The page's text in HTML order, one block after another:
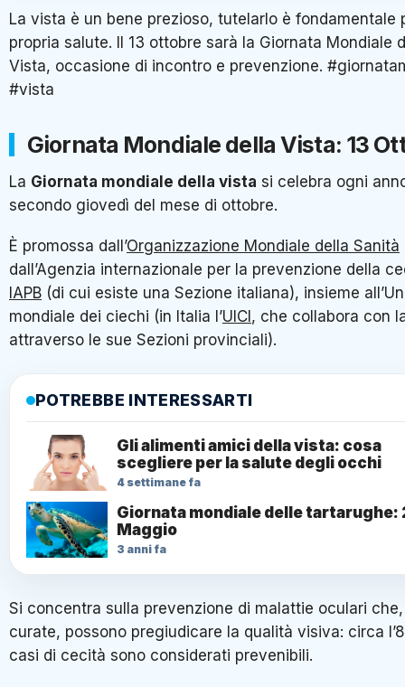
La vista è un bene prezioso, tutelarlo è fondamentale
propria salute. Il 13 ottobre sarà la Giornata Mondiale
Vista, occasione di incontro e prevenzione.
#vista
Giornata Mondiale della Vista: 13
La Giornata mondiale della vista si celebra ogni
secondo giovedì del mese di ottobre.
È promossa dall’Organizzazione Mondiale della Sanità
dall’Agenzia internazionale per la prevenzione della
IAPB (di cui esiste una Sezione italiana), insieme
mondiale dei ciechi (in Italia l’UICI , che collabora con
attraverso le sue Sezioni provinciali).
POTREBBE INTERESSARTI
Gli alimenti amici della vista: cosa
scegliere per la salute degli occhi
4 settimane fa
Giornata mondiale delle tartarughe:
Maggio
3 anni fa
Si concentra sulla prevenzione di malattie oculari
curate, possono pregiudicare la qualità visiva: circa
casi di cecità sono considerati prevenibili.